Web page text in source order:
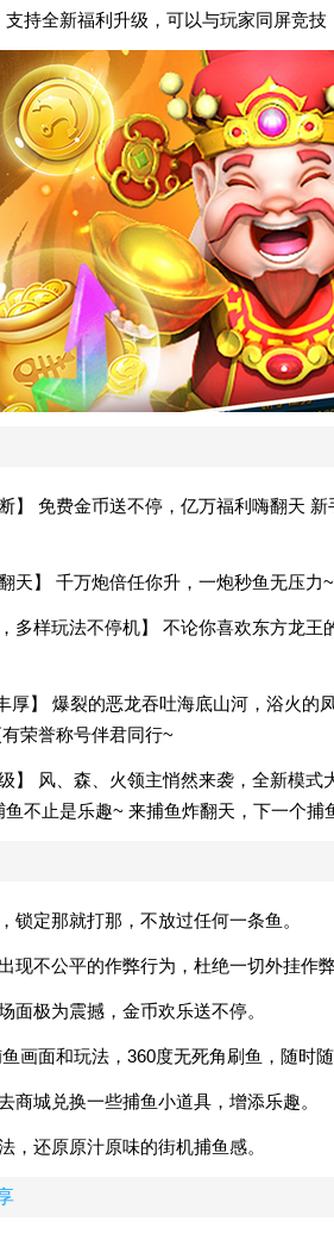
持全新福利升级，可以与玩家同屏竞技
】 免费金币送不停，亿万福利嗨翻天
天】 千万炮倍任你升，一炮秒鱼无压力
多样玩法不停机】 不论你喜欢东方龙
厚】 爆裂的恶龙吞吐海底山河，浴火的
荣誉称号伴君同行~
】 风、森、火领主悄然来袭，全新模
不止是乐趣~ 来捕鱼炸翻天，下一个捕
锁定那就打那，不放过任何一条鱼。
现不公平的作弊行为，杜绝一切外挂作
面极为震撼，金币欢乐送不停。
画面和玩法，360度无死角刷鱼，随时随
商城兑换一些捕鱼小道具，增添乐趣。
，还原原汁原味的街机捕鱼感。